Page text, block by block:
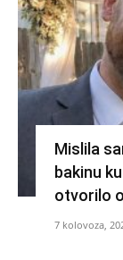
Mislila
bakinu
otvorilo
7 kolovoza,